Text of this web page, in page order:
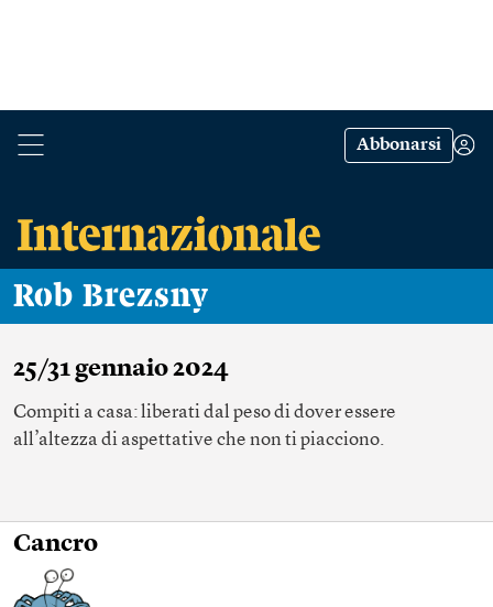
Abbonarsi
Rob Brezsny
25/31 gennaio 2024
Compiti a casa: liberati dal peso di dover essere
all’altezza di aspettative che non ti piacciono.
Cancro